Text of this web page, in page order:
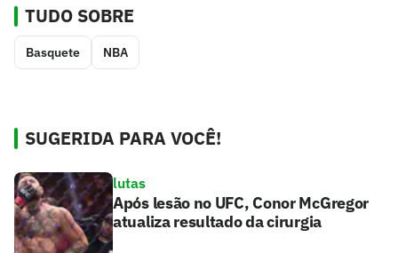
TUDO SOBRE
Basquete NBA
SUGERIDA PARA VOCÊ!
lutas
Após lesão no UFC, Conor McGregor
atualiza resultado da cirurgia